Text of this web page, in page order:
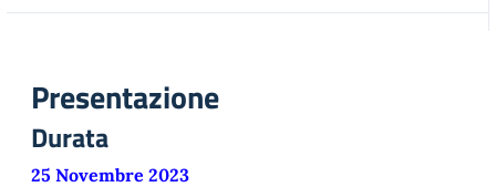
Presentazione
Durata
25 Novembre 2023